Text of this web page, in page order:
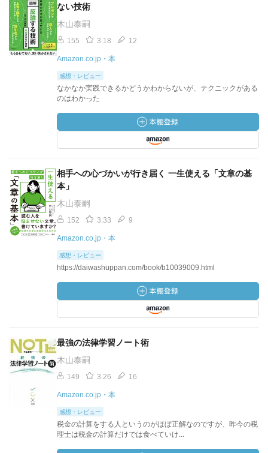
ない技術
木山泰嗣
155 3.18 12
Amazon.co.jp・本
感想・レビュー
なかなか実践できるかどうかわからないが、テクニックがある
のはわかった
相手への心づかいが行き届く 一生使える「文章の基
本」
木山泰嗣
152 3.33 9
Amazon.co.jp・本
感想・レビュー
https://daiwashuppan.com/book/b10039009.html
最強の法律学習ノート術
木山泰嗣
149 3.26 16
Amazon.co.jp・本
感想・レビュー
税金の計算をする人というのがほぼ正解なのですが、昨今の税
理士は税金の計算だけでは食べていけ...